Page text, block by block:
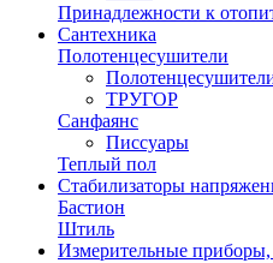
Принадлежности к
Сантехника
Полотенцесушители
ТРУГОР
Санфаянс
Писсуары
Теплый пол
Стабилизаторы
Бастион
Штиль
Измерительные приборы,